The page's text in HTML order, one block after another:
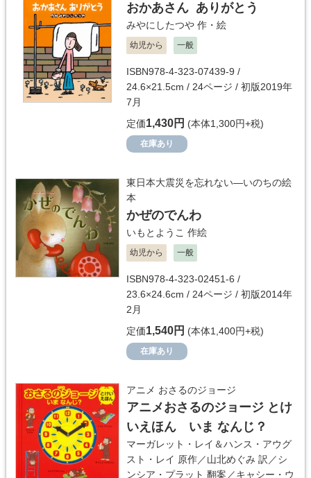
おかあさん ありがとう
みやにしたつや 作・絵
幼児から 一般
ISBN978-4-323-07439-9 /
24.6×21.5cm / 24ページ / 初版2019年
7月
定価1,430円 (本体1,300円+税)
在庫あり
東日本大震災を忘れない―いのちの絵
本
かぜのでんわ
いもとようこ 作絵
幼児から 一般
ISBN978-4-323-02451-6 /
23.6×24.6cm / 24ページ / 初版2014年
2月
定価1,540円 (本体1,400円+税)
在庫あり
アニメ おさるのジョージ
アニメおさるのジョージ とけ
いえほん いま なんじ？
マーガレット・レイ＆ハンス・アウグ
スト・レイ 原作／山北めぐみ 訳／シ
ンシア・プラット 翻案／キャシー・ウ